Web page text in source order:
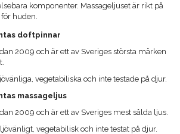
komponenter. Massageljuset är rikt på
huden.
doftpinnar
2009 och är ett av Sveriges största märken
vegetabiliska och inte testade på djur.
massageljus
2009 och är ett av Sveriges mest sålda ljus.
vegetabilisk och inte testat på djur.